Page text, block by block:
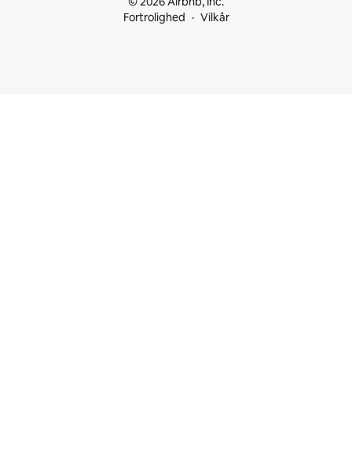
Fortrolighed
Vilkår